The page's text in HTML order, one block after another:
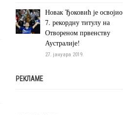
Новак Ђоковић је освојио
7. рекордну титулу на
Отвореном првенству
Аустралије!
27. јануара 2019.
РЕКЛАМЕ